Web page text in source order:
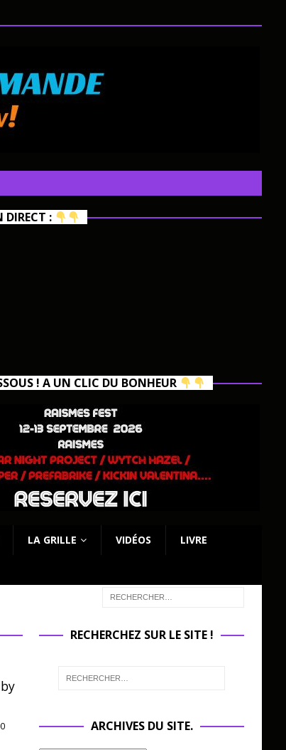
DIRECT :
! A UN CLIC DU BONHEUR
LA GRILLE VIDÉOS LIVRE
RECHERCHEZ SUR LE SITE !
ARCHIVES DU SITE.